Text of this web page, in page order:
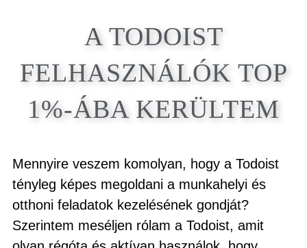
A TODOIST
FELHASZNÁLÓK TOP
1%-ÁBA KERÜLTEM
Mennyire veszem komolyan, hogy a Todoist
tényleg képes megoldani a munkahelyi és
otthoni feladatok kezelésének gondját?
Szerintem meséljen rólam a Todoist, amit